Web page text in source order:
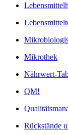
Mikrothek
Nährwert-
QM!
Rückstände